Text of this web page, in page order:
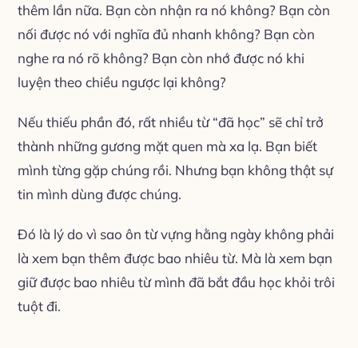
thêm lần nữa. Bạn còn nhận ra nó không? Bạn còn
nối được nó với nghĩa đủ nhanh không? Bạn còn
nghe ra nó rõ không? Bạn còn nhớ được nó khi
luyện theo chiều ngược lại không?
Nếu thiếu phần đó, rất nhiều từ “đã học” sẽ chỉ trở
thành những gương mặt quen mà xa lạ. Bạn biết
mình từng gặp chúng rồi. Nhưng bạn không thật sự
tin mình dùng được chúng.
Đó là lý do vì sao ôn từ vựng hằng ngày không phải
là xem bạn thêm được bao nhiêu từ. Mà là xem bạn
giữ được bao nhiêu từ mình đã bắt đầu học khỏi trôi
tuột đi.